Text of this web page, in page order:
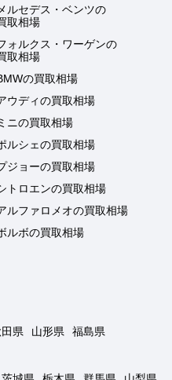
ルセデス・ベンツの
取相場
ォルクス・ワーゲンの
取相場
の買取相場
ウディの買取相場
ニの買取相場
ルシェの買取相場
ジョーの買取相場
トロエンの買取相場
ルファロメオの買取相場
ルボの買取相場
県 山形県
福島県